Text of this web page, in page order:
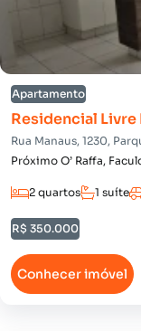
Apartamento
Residencial
Rua Manaus, 1230,
Próximo O’ Raffa,
2 quartos 1 suíte
R$ 350.000
Conhecer imóvel